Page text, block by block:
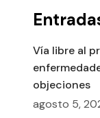
Vía libre al
objeciones
agosto 5,